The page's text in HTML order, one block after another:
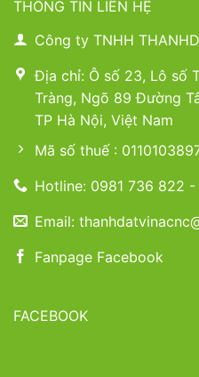
THÔNG TIN LIÊN HỆ
Công ty TNHH
Địa chỉ: Ô số 23, Lô số
Tràng, Ngõ 89 Đường
TP Hà Nội, Việt Nam
Mã số thuế :
Hotline: 0981 736 822
Email:
Fanpage Facebook
FACEBOOK